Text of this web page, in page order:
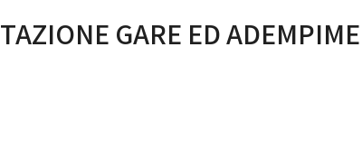
GARE ED